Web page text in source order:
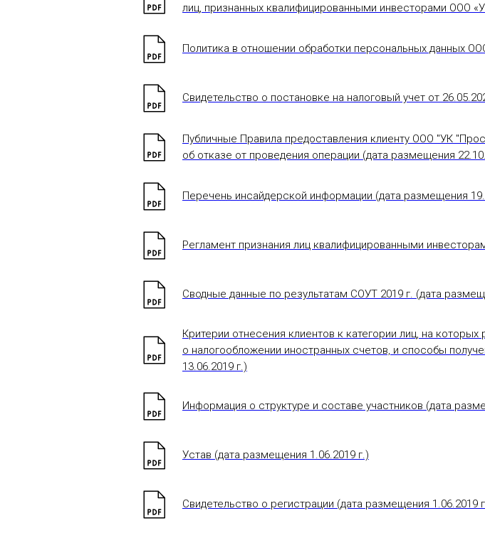
лиц, признанных квалифицированными инвесторами ООО
Политика в отношении обработки персональных данных
Свидетельство о постановке на налоговый учет от
Публичные Правила предоставления клиенту ООО "УК
об отказе от проведения операции (дата размещения
Перечень инсайдерской информации (дата размещения
Регламент признания лиц квалифицированными
Сводные данные по результатам СОУТ 2019 г. (дата
Критерии отнесения клиентов к категории лиц, на
о налогообложении иностранных счетов, и способы
13.06.2019 г.)
Информация о структуре и составе участников (дата
Устав (дата размещения 1.06.2019 г.)
Свидетельство о регистрации (дата размещения 1.06.2019